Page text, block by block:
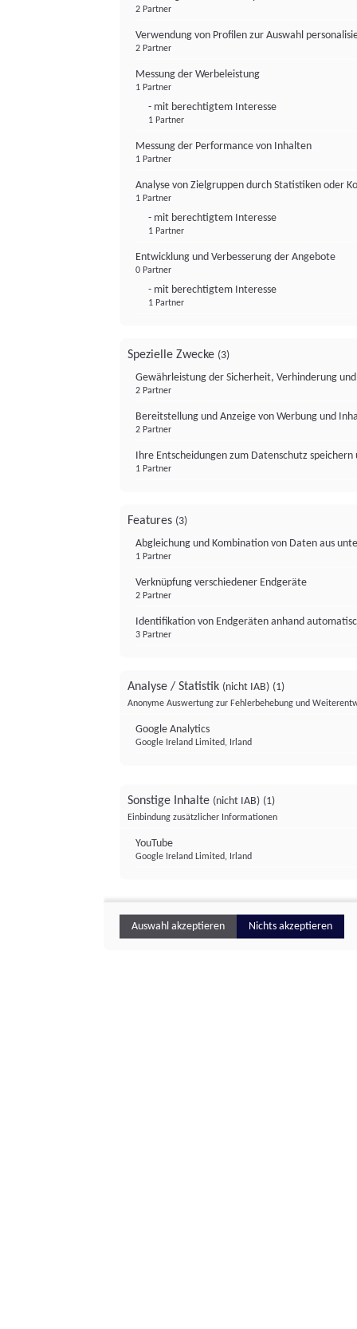
2 Partner
Verwendung von Profilen zur Auswahl
2 Partner
Messung der Werbeleistung
1 Partner
- mit berechtigtem Interesse
1 Partner
Messung der Performance von Inhalten
1 Partner
Analyse von Zielgruppen durch Statistiken oder
1 Partner
- mit berechtigtem Interesse
1 Partner
Entwicklung und Verbesserung der Angebote
0 Partner
- mit berechtigtem Interesse
1 Partner
Spezielle Zwecke (3)
Gewährleistung der Sicherheit, Verhinderung
2 Partner
Bereitstellung und Anzeige von Werbung und
2 Partner
Ihre Entscheidungen zum Datenschutz
1 Partner
Features (3)
Abgleichung und Kombination von Daten aus
1 Partner
Verknüpfung verschiedener Endgeräte
2 Partner
Identifikation von Endgeräten anhand
3 Partner
Analyse / Statistik (nicht IAB) (1)
Anonyme Auswertung zur Fehlerbehebung und
Google Analytics
Google Ireland Limited, Irland
Sonstige Inhalte (nicht IAB) (1)
Einbindung zusätzlicher Informationen
YouTube
Google Ireland Limited, Irland
Auswahl akzeptieren Nichts akzeptieren